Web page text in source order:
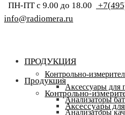
ПН-ПТ с 9.00 до 18.00
info@radiomera.ru
ПРОДУКЦИЯ
Контрольно-
Аксессуары для
Анализаторы
Анализаторы
Продукция
Контрольно-
Аксессуары